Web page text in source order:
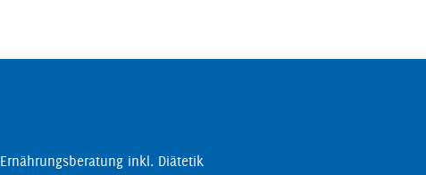
Ernährungsberatung inkl. Diätetik